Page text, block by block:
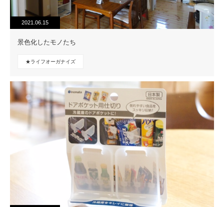
2021.06.15
景色化したモノたち
★ライフオーガナイズ